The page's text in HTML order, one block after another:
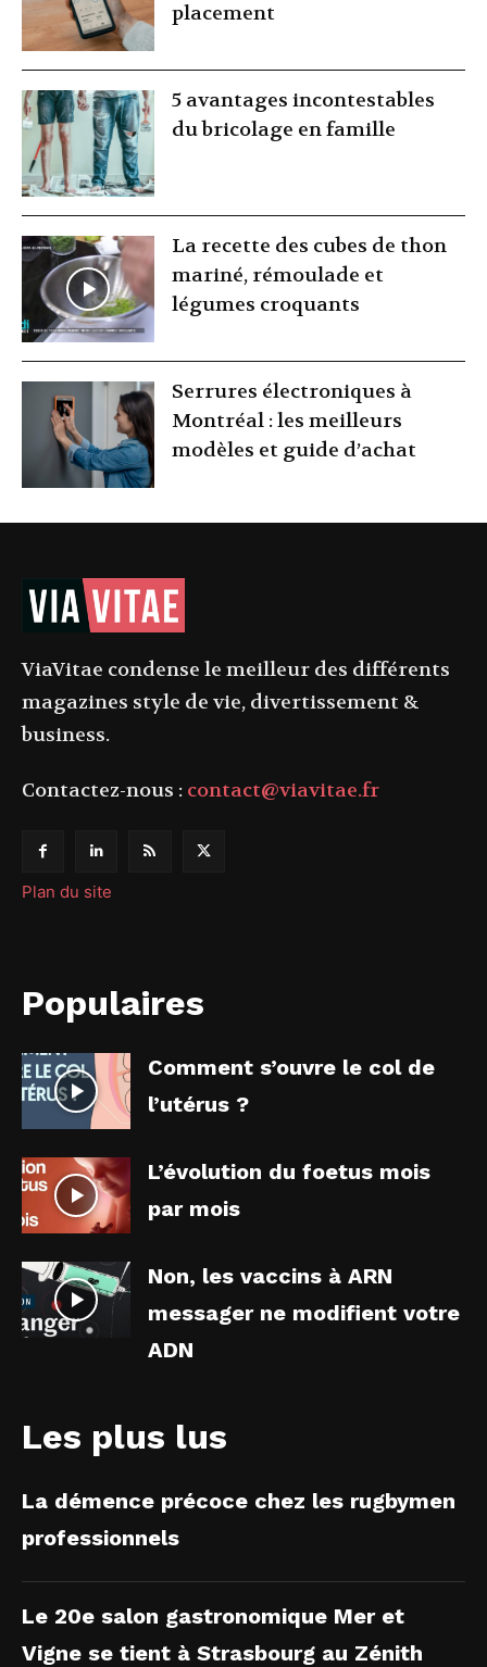
placement
5 avantages incontestables
du bricolage en famille
La recette des cubes de thon
mariné, rémoulade et
légumes croquants
Serrures électroniques à
Montréal : les meilleurs
modèles et guide d’achat
ViaVitae condense le meilleur des différents
magazines style de vie, divertissement &
business.
Contactez-nous : contact@viavitae.fr
Plan du site
Populaires
Comment s’ouvre le col de
l’utérus ?
L’évolution du foetus mois
par mois
Non, les vaccins à ARN
messager ne modifient votre
ADN
Les plus lus
La démence précoce chez les rugbymen
professionnels
Le 20e salon gastronomique Mer et
Vigne se tient à Strasbourg au Zénith